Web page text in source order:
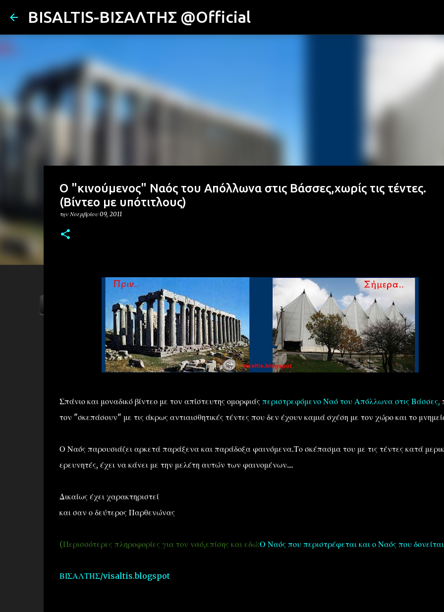
BISALTIS-ΒΙΣΑΛΤΗΣ @Official
YOUTUBE FACEBOOK ''ΜΑΓΕΜΕΝΕΣ'' /PROJECT ΣΧΕΤΙΚΑ/ABOUT
O "κινούμενος" Ναός του Απόλλωνα στις Βάσσες,χωρίς τις τέντες.
(Βίντεο με υπότιτλους)
την Νοεμβρίου 09, 2011
Σπάνιο και μοναδικό βίντεο με τον απίστευτης ομορφιάς περιστρεφόμενο Ναό του Απόλλωνα στις Βάσσες,
τον "σκεπάσουν" με τις άκρως αντιαισθητικές τέντες που δεν έχουν καμιά σχέση με τον χώρο και το
Ο Ναός παρουσιάζει αρκετά παράξενα και παράδοξα φαινόμενα.Το σκέπασμα του με τις τέντες κατά
ερευνητές, έχει να κάνει με την μελέτη αυτών των φαινομένων....
Δικαίως έχει χαρακτηριστεί
και σαν ο δεύτερος Παρθενώνας
(Περισσότερες πληροφορίες για τον ναό,επίσης και εδώ:Ο Ναός που περιστρέφεται και ο Ναός που
ΒΙΣΑΛΤΗΣ/visaltis.blogspot